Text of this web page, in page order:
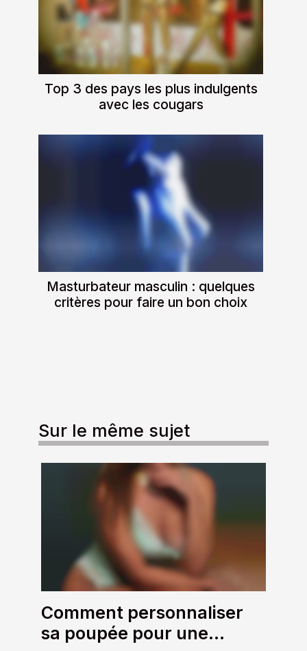
Top 3 des pays les plus indulgents
avec les cougars
Masturbateur masculin : quelques
critères pour faire un bon choix
Sur le même sujet
Comment personnaliser
sa poupée pour une